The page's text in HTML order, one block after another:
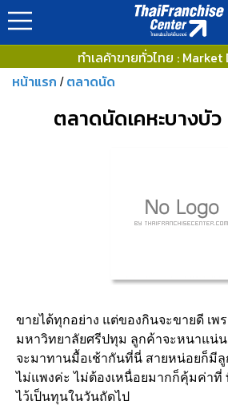
ทำเลค้าขายทั่วไทย :
หน้าแรก / ตลาดนัด
ตลาดนัดเคหะบางบัว
ขายได้ทุกอย่าง แต่ของกินจะขายดี เพ
มหาวิทยาลัยศรีปทุม ลูกค้าจะหนาแน่
จะมาทานมื้อเช้ากันที่นี่ สายหน่อยก็มี
ไม่แพงค่ะ ไม่ต้องเหนื่อยมากก็คุ้มค่าที่
ไว้เป็นทุนในวันถัดไป